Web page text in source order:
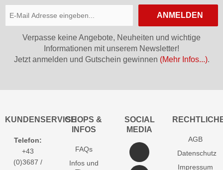
ANMELDEN
Verpasse keine Angebote, Neuheiten und wichtige
Informationen mit unserem Newsletter!
Jetzt anmelden und Gutschein gewinnen (Mehr Infos...).
KUNDENSERVICE
Telefon:
+43
(0)3687 /
SHOPS &
INFOS
FAQs
Infos und
SOCIAL
MEDIA
AGB
Datenschutz
Impressum